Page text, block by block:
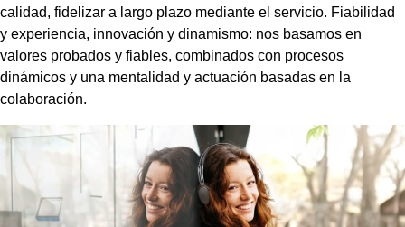
calidad, fidelizar a largo plazo mediante el servicio. Fiabilidad
y experiencia, innovación y dinamismo: nos basamos en
valores probados y fiables, combinados con procesos
dinámicos y una mentalidad y actuación basadas en la
colaboración.